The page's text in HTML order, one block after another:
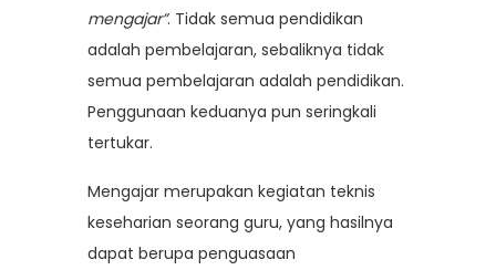
mengajar”. Tidak semua pendidikan
adalah pembelajaran, sebaliknya tidak
semua pembelajaran adalah pendidikan.
Penggunaan keduanya pun seringkali
tertukar.
Mengajar merupakan kegiatan teknis
keseharian seorang guru, yang hasilnya
dapat berupa penguasaan